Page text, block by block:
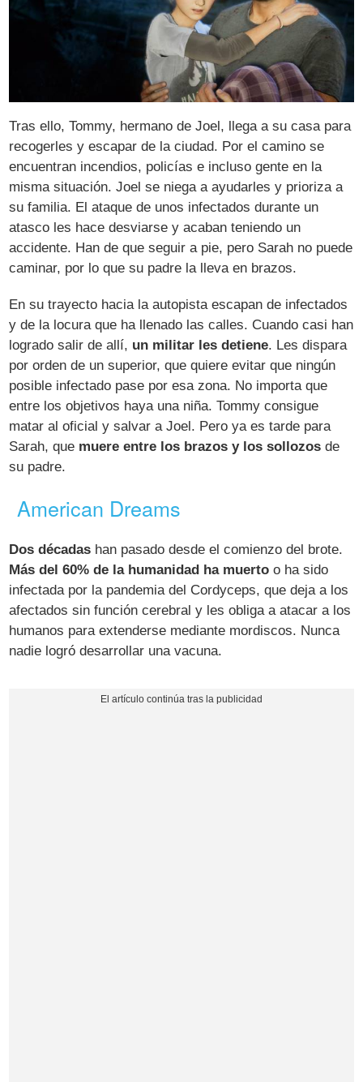
Tras ello, Tommy, hermano de Joel, llega a su casa para
recogerles y escapar de la ciudad. Por el camino se
encuentran incendios, policías e incluso gente en la
misma situación. Joel se niega a ayudarles y prioriza a
su familia. El ataque de unos infectados durante un
atasco les hace desviarse y acaban teniendo un
accidente. Han de que seguir a pie, pero Sarah no puede
caminar, por lo que su padre la lleva en brazos.
En su trayecto hacia la autopista escapan de infectados
y de la locura que ha llenado las calles. Cuando casi han
logrado salir de allí, un militar les detiene. Les dispara
por orden de un superior, que quiere evitar que ningún
posible infectado pase por esa zona. No importa que
entre los objetivos haya una niña. Tommy consigue
matar al oficial y salvar a Joel. Pero ya es tarde para
Sarah, que muere entre los brazos y los sollozos de
su padre.
American Dreams
Dos décadas han pasado desde el comienzo del brote.
Más del 60% de la humanidad ha muerto o ha sido
infectada por la pandemia del Cordyceps, que deja a los
afectados sin función cerebral y les obliga a atacar a los
humanos para extenderse mediante mordiscos. Nunca
nadie logró desarrollar una vacuna.